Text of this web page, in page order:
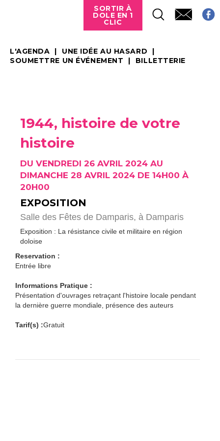
SORTIR À
DOLE EN 1
CLIC
L'AGENDA
UNE IDÉE AU HASARD
SOUMETTRE UN ÉVÉNEMENT
BILLETTERIE
1944, histoire de votre
histoire
DU VENDREDI 26 AVRIL 2024 AU
DIMANCHE 28 AVRIL 2024 DE 14H00 À
20H00
EXPOSITION
Salle des Fêtes de Damparis, à Damparis
Exposition : La résistance civile et militaire en région
doloise
Reservation :
Entrée libre
Informations Pratique :
Présentation d'ouvrages retraçant l'histoire locale pendant
la dernière guerre mondiale, présence des auteurs
Tarif(s) :Gratuit